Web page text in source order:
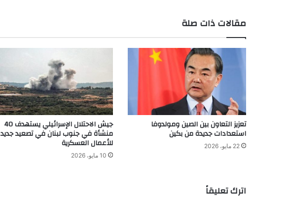
مقالات ذات صلة
تعزيز التعاون بين الصين ومولدوفا
استعدادات جديدة من بكين
22 مايو، 2026
جيش الاحتلال الإسرائيلي يستهدف 40
منشأة في جنوب لبنان في تصعيد جديد
للأعمال العسكرية
10 مايو، 2026
اترك تعليقاً